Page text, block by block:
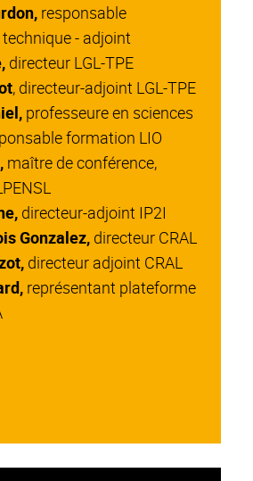
responsable
- adjoint
directeur LGL-TPE
, directeur-adjoint LGL-TPE
professeure en sciences
formation LIO
maître de conférence,
directeur-adjoint IP2I
Gonzalez, directeur CRAL
directeur adjoint CRAL
représentant plateforme